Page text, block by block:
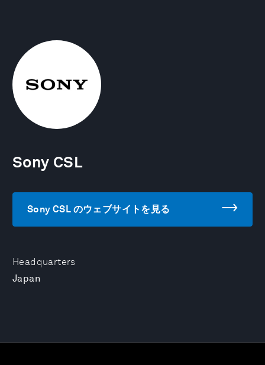
Headquarters
Japan
Sony CSL
Sony CSL のウェブサイトを見る